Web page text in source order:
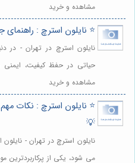
مشاهده و خرید
⭐️ نایلون استرچ : راهنمای
نایلون استرچ در تهران - در
حیاتی در حفظ کیفیت،
مشاهده و خرید
⭐️ نایلون استرچ : نکات
💡
نایلون استرچ در تهران -
می شود، یکی از